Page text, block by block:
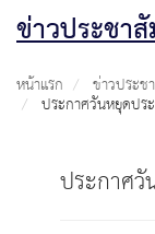
ข่าวประชา
หน้าแรก ข่าวประ
ประกาศวันหยุดปร
ประกาศ